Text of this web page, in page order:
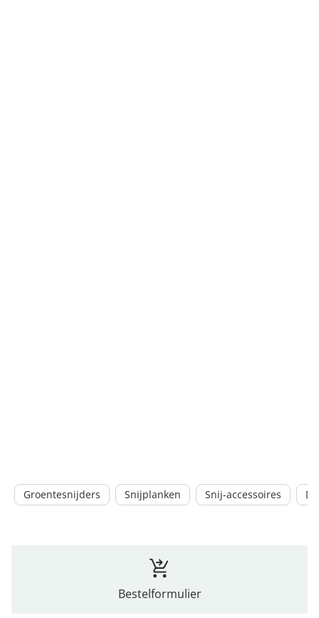
Groentesnijders Snijplanken Snij-accessoires
Bestelformulier